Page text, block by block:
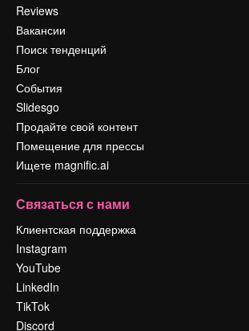
Reviews
Вакансии
Поиск тенденций
Блог
События
Slidesgo
Продайте свой контент
Помещение для прессы
Ищете magnific.ai
Связаться с нами
Клиентская поддержка
Instagram
YouTube
LinkedIn
TikTok
Discord